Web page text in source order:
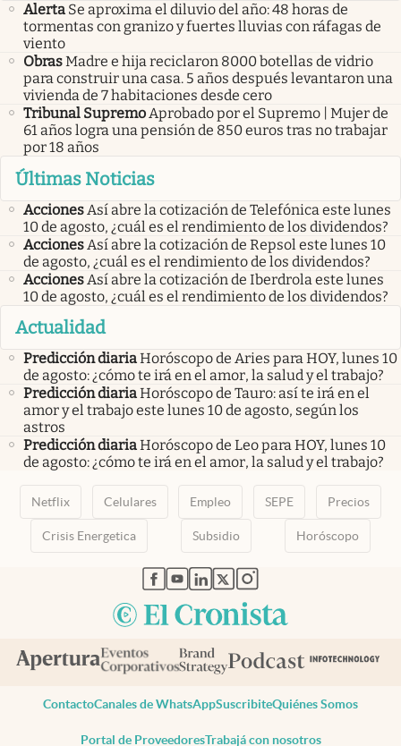
Alerta Se aproxima el diluvio del año: 48 horas de
tormentas con granizo y fuertes lluvias con ráfagas de
viento
ObrasMadre e hija reciclaron 8000 botellas de vidrio
para construir una casa. 5 años después levantaron una
vivienda de 7 habitaciones desde cero
Tribunal SupremoAprobado por el Supremo | Mujer de
61 años logra una pensión de 850 euros tras no trabajar
por 18 años
Últimas Noticias
AccionesAsí abre la cotización de Telefónica este lunes
10 de agosto, ¿cuál es el rendimiento de los dividendos?
AccionesAsí abre la cotización de Repsol este lunes 10
de agosto, ¿cuál es el rendimiento de los dividendos?
AccionesAsí abre la cotización de Iberdrola este lunes
10 de agosto, ¿cuál es el rendimiento de los dividendos?
Actualidad
Predicción diariaHoróscopo de Aries para HOY, lunes 10
de agosto: ¿cómo te irá en el amor, la salud y el trabajo?
Predicción diariaHoróscopo de Tauro: así te irá en el
amor y el trabajo este lunes 10 de agosto, según los
astros
Predicción diariaHoróscopo de Leo para HOY, lunes 10
de agosto: ¿cómo te irá en el amor, la salud y el trabajo?
Netflix Celulares Empleo SEPE Precios
Crisis Energetica Subsidio Horóscopo
abre en nueva pestaña
abre en nueva pestaña
abre en nueva pestaña
abre en nueva pestaña
abre en nueva pestaña
ContactoCanales de WhatsAppSuscribiteQuiénes Somos
Portal de ProveedoresTrabajá con nosotros